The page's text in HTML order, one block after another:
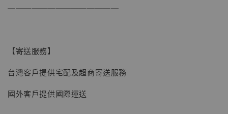
【現貨】BJSTUDIO 1/6系列可動蒐藏人偶 讓
NT$ 4,980
NT$ 5,300
──────────────
【寄送服務】
台灣客戶提供宅配及超商寄送服務
國外客戶提供國際運送